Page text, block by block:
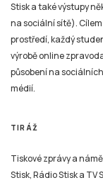
Stisk a také výstupy
na sociální sítě).
prostředí, každý
výrobě online
působení na
médií.
TIRÁŽ
Tiskové zprávy a
Stisk, Rádio Stisk a